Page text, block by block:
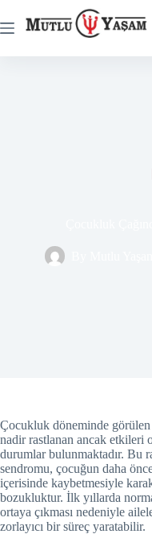
Çocukluk döneminde
nadir rastlanan ancak etkileri
durumlar bulunmaktadır. Bu
sendromu, çocuğun daha
içerisinde kaybetmesiyle
bozukluktur. İlk yıllarda
ortaya çıkması nedeniyle
zorlayıcı bir süreç yaratabilir.